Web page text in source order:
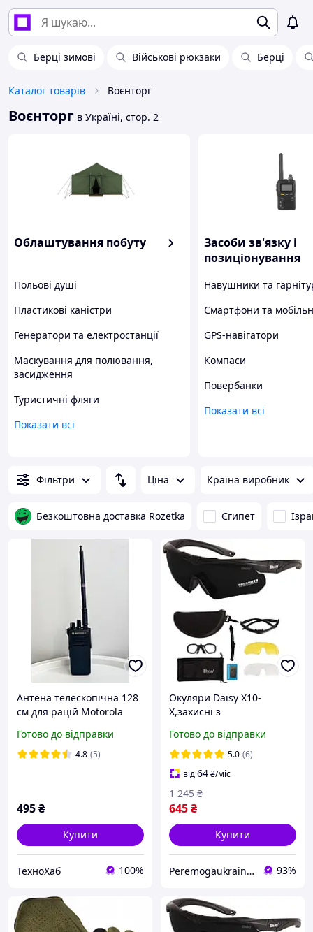
Берці зимові Військові рюкзаки Берці
Каталог товарів Воєнторг
Воєнторг в Україні, стор. 2
Облаштування побуту
Польові душі
Пластикові каністри
Генератори та електростанції
Маскування для полювання,
засидження
Туристичні фляги
Показати всі
Засоби зв'язку і
позиціонування
Навушники та
Смартфони та
GPS-навігатори
Компаси
Повербанки
Показати всі
Фільтри Ціна Країна виробник
Безкоштовна доставка Rozetka Єгипет
Антена телескопічна 128
см для рацій Motorola
DP4401e, DP4801e,
DP4600e, R7 для
Готово до відправки
4.8 (5)
495₴
Купити
ТехноХаб 100%
Окуляри Daisy X10-
X,захисні з
поляризацією,збільшена
товщина лінз
Готово до відправки
5.0 (6)
від64₴/міс
645₴
1 245 ₴
Купити
Peremogaukraine.com Мілітарні товари та спорядження 93%